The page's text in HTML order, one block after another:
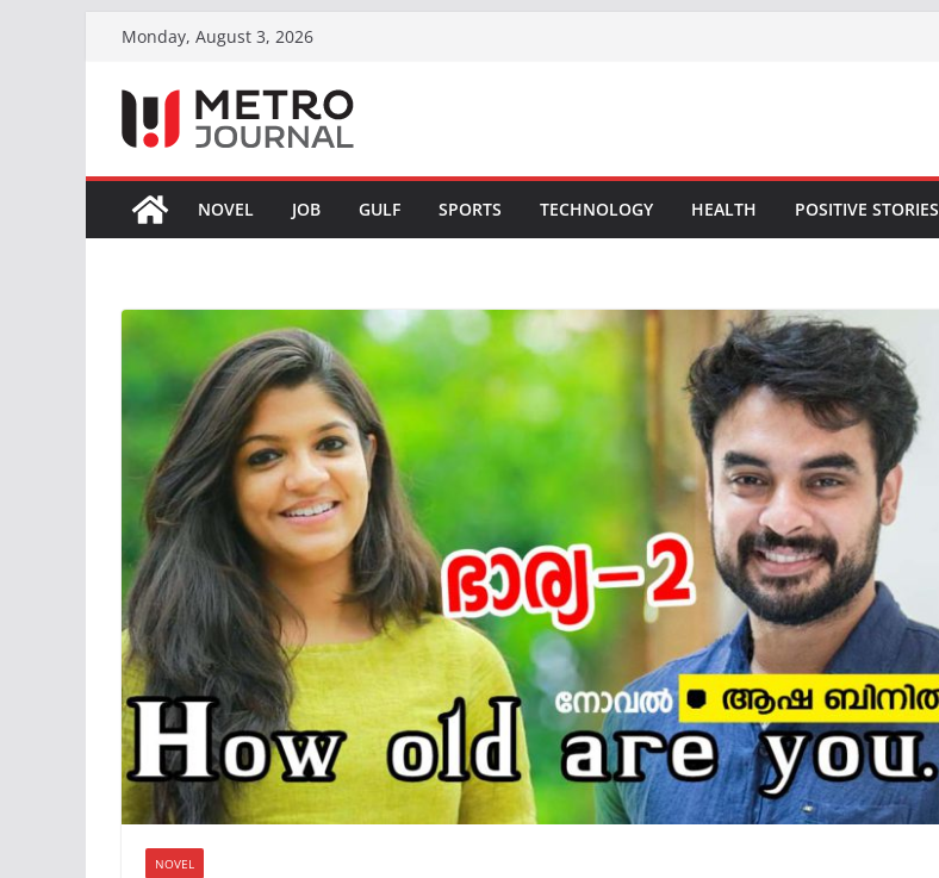
content
Monday, August 3, 2026
NOVEL JOB GULF SPORTS TECHNOLOGY HEALTH POSITIVE STORIES
NOVEL